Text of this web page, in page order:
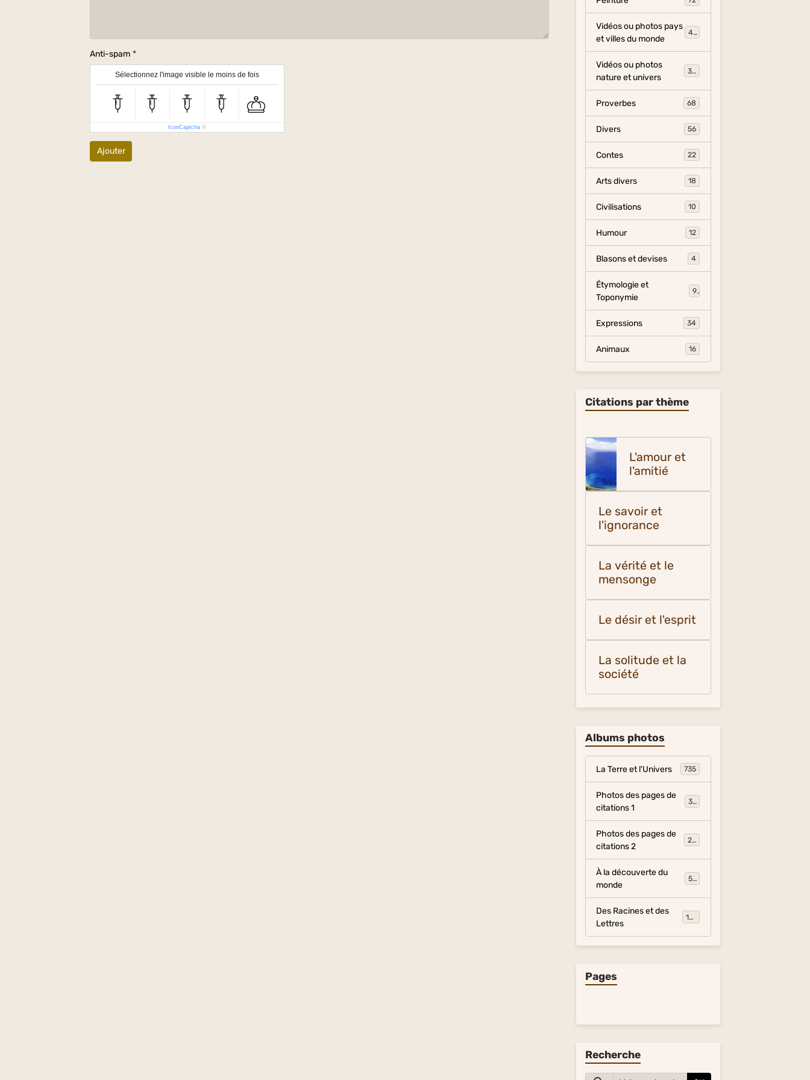
Anti-spam
Sélectionnez l'image visible le moins de fois
IconCaptcha ©
Ajouter
Vidéos ou photos pays
et villes du monde
454
Vidéos ou photos
nature et univers
325
Proverbes 68
Divers 56
Contes 22
Arts divers 18
Civilisations 10
Humour 12
Blasons et devises 4
Étymologie et
Toponymie
9
Expressions 34
Animaux 16
Citations par thème
L'amour et
l'amitié
Le savoir et
l'ignorance
La vérité et le
mensonge
Le désir et l'esprit
La solitude et la
société
Albums photos
La Terre et l'Univers 735
Photos des pages de
citations 1
317
Photos des pages de
citations 2
281
À la découverte du
monde
54
Des Racines et des
Lettres
134
Pages
Recherche